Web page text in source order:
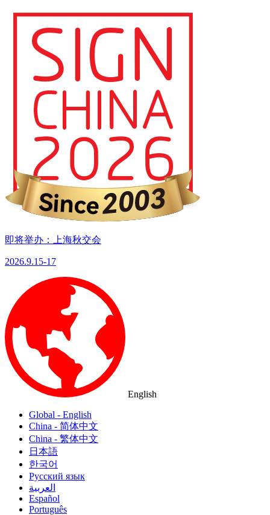
即将举办：上海秋交会
2026.9.15-17
English
Global - English
China - 简体中文
China - 繁体中文
日本語
한국어
Русский язык
العربية
Español
Português